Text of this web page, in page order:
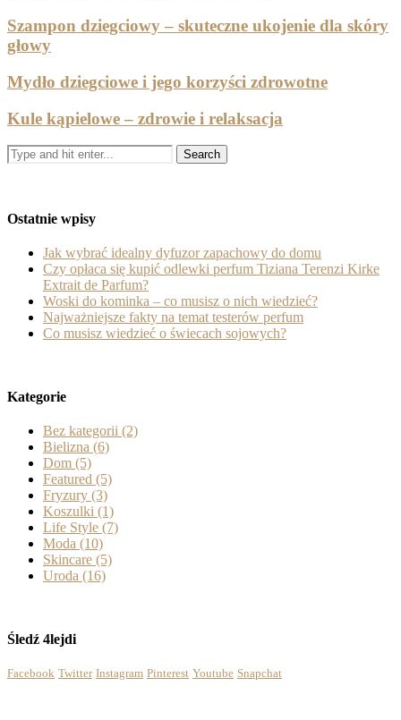
Szampon dziegciowy – skuteczne ukojenie dla skóry
głowy
Mydło dziegciowe i jego korzyści zdrowotne
Kule kąpielowe – zdrowie i relaksacja
Ostatnie wpisy
Jak wybrać idealny dyfuzor zapachowy do domu
Czy opłaca się kupić odlewki perfum Tiziana Terenzi Kirke
Extrait de Parfum?
Woski do kominka – co musisz o nich wiedzieć?
Najważniejsze fakty na temat testerów perfum
Co musisz wiedzieć o świecach sojowych?
Kategorie
Bez kategorii (2)
Bielizna (6)
Dom (5)
Featured (5)
Fryzury (3)
Koszulki (1)
Life Style (7)
Moda (10)
Skincare (5)
Uroda (16)
Śledź 4lejdi
Facebook Twitter Instagram Pinterest Youtube Snapchat